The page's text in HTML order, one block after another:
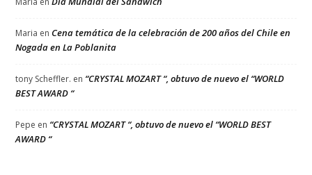
Maria en Cena temática de la celebración de 200 años del Chile en
Nogada en La Poblanita
tony Scheffler. en “CRYSTAL MOZART “, obtuvo de nuevo el “WORLD
BEST AWARD “
Pepe en “CRYSTAL MOZART “, obtuvo de nuevo el “WORLD BEST
AWARD “